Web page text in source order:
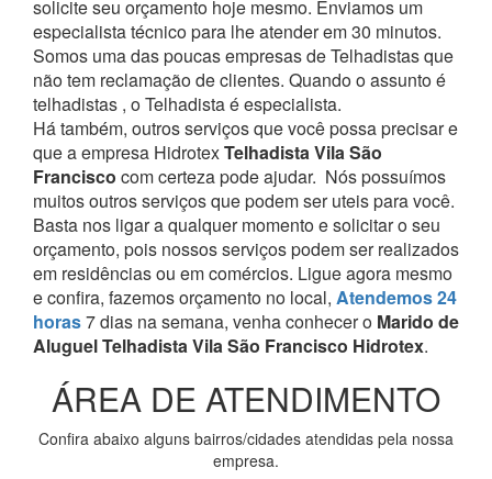
solicite seu orçamento hoje mesmo. Enviamos um
especialista técnico para lhe atender em 30 minutos.
Somos uma das poucas empresas de Telhadistas que
não tem reclamação de clientes. Quando o assunto é
telhadistas , o Telhadista é especialista.
Há também, outros serviços que você possa precisar e
que a empresa HidrotexTelhadista Vila São
Francisco com certeza pode ajudar. Nós possuímos
muitos outros serviços que podem ser uteis para você.
Basta nos ligar a qualquer momento e solicitar o seu
orçamento, pois nossos serviços podem ser realizados
em residências ou em comércios. Ligue agora mesmo
e confira, fazemos orçamento no local, Atendemos 24
horas7 dias na semana, venha conhecer o Marido de
Aluguel Telhadista Vila São Francisco Hidrotex.
ÁREA DE ATENDIMENTO
Confira abaixo alguns bairros/cidades atendidas pela nossa
empresa.